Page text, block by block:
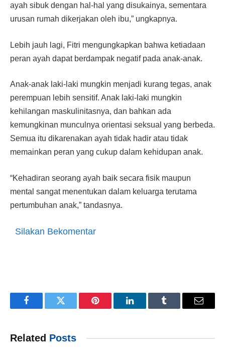
ayah sibuk dengan hal-hal yang disukainya, sementara
urusan rumah dikerjakan oleh ibu,” ungkapnya.
Lebih jauh lagi, Fitri mengungkapkan bahwa ketiadaan
peran ayah dapat berdampak negatif pada anak-anak.
Anak-anak laki-laki mungkin menjadi kurang tegas, anak
perempuan lebih sensitif. Anak laki-laki mungkin
kehilangan maskulinitasnya, dan bahkan ada
kemungkinan munculnya orientasi seksual yang berbeda.
Semua itu dikarenakan ayah tidak hadir atau tidak
memainkan peran yang cukup dalam kehidupan anak.
“Kehadiran seorang ayah baik secara fisik maupun
mental sangat menentukan dalam keluarga terutama
pertumbuhan anak,” tandasnya.
Silakan Bekomentar
FacebookTwitter Pinterest LinkedInTumblr Email
Related Posts